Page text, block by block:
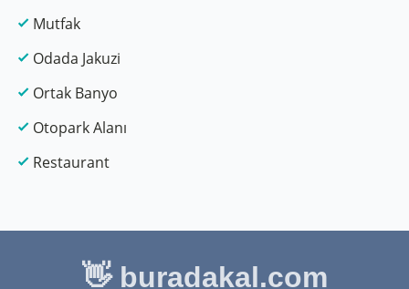
Mutfak
Odada Jakuzi
Ortak Banyo
Otopark Alanı
Restaurant
👋 buradakal.com